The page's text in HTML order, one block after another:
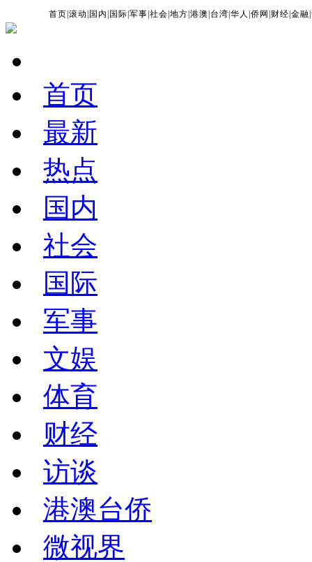
首页 |滚动 国内 国际 |军事 |社会 |地方 |港澳 台湾 |华人 |侨网 财经 |金融 |
首页
最新
热点
国内
社会
国际
军事
文娱
体育
财经
访谈
港澳台侨
微视界